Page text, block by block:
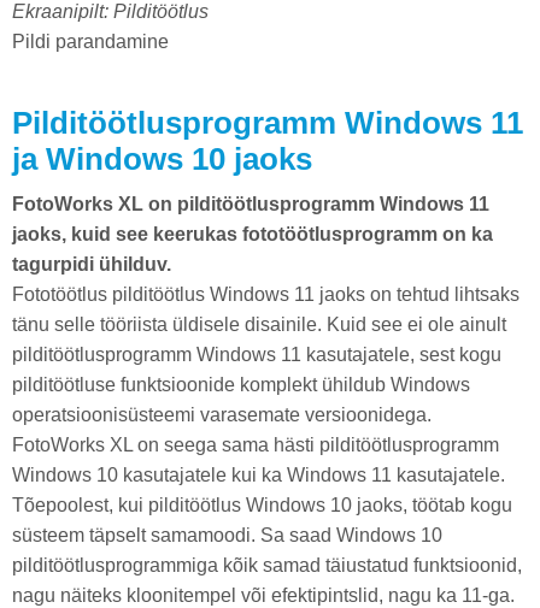
Ekraanipilt: Pilditöötlus
Pildi parandamine
Pilditöötlusprogramm Windows 11
ja Windows 10 jaoks
FotoWorks XL on pilditöötlusprogramm Windows 11
jaoks, kuid see keerukas fototöötlusprogramm on ka
tagurpidi ühilduv.
Fototöötlus pilditöötlus Windows 11 jaoks on tehtud lihtsaks
tänu selle tööriista üldisele disainile. Kuid see ei ole ainult
pilditöötlusprogramm Windows 11 kasutajatele, sest kogu
pilditöötluse funktsioonide komplekt ühildub Windows
operatsioonisüsteemi varasemate versioonidega.
FotoWorks XL on seega sama hästi pilditöötlusprogramm
Windows 10 kasutajatele kui ka Windows 11 kasutajatele.
Tõepoolest, kui pilditöötlus Windows 10 jaoks, töötab kogu
süsteem täpselt samamoodi. Sa saad Windows 10
pilditöötlusprogrammiga kõik samad täiustatud funktsioonid,
nagu näiteks kloonitempel või efektipintslid, nagu ka 11-ga.